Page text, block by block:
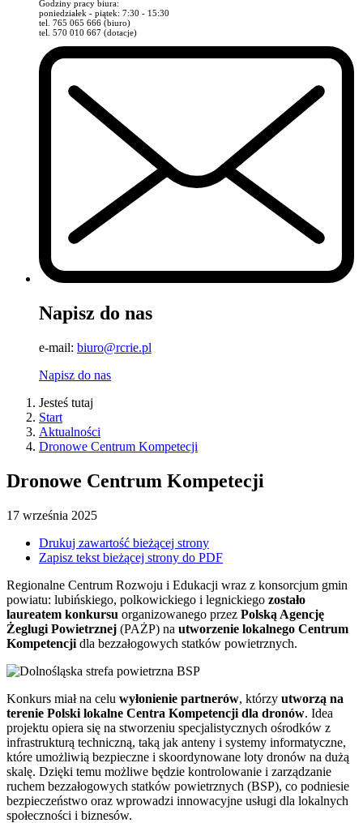
Godziny pracy biura:
poniedziałek - piątek: 7:30 - 15:30
tel. 765 065 666 (biuro)
tel. 570 010 667 (dotacje)
Napisz do nas
e-mail: biuro@rcrie.pl
Napisz do nas
Jesteś tutaj
Start
Aktualności
Dronowe Centrum Kompetecji
Dronowe Centrum Kompetecji
17 września 2025
Drukuj zawartość bieżącej strony
Zapisz tekst bieżącej strony do PDF
Regionalne Centrum Rozwoju i Edukacji wraz z konsorcjum gmin
powiatu: lubińskiego, polkowickiego i legnickiego zostało
laureatem konkursu organizowanego przez Polską Agencję
Żeglugi Powietrznej (PAŻP) na utworzenie lokalnego Centrum
Kompetencji dla bezzałogowych statków powietrznych.
Konkurs miał na celu wyłonienie partnerów, którzy utworzą na
terenie Polski lokalne Centra Kompetencji dla dronów. Idea
projektu opiera się na stworzeniu specjalistycznych ośrodków z
infrastrukturą techniczną, taką jak anteny i systemy informatyczne,
które umożliwią bezpieczne i skoordynowane loty dronów na dużą
skalę. Dzięki temu możliwe będzie kontrolowanie i zarządzanie
ruchem bezzałogowych statków powietrznych (BSP), co podniesie
bezpieczeństwo oraz wprowadzi innowacyjne usługi dla lokalnych
społeczności i biznesów.